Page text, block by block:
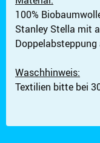
100%
Stanley Stella mit
Waschhinweis:
Textilien bitte bei